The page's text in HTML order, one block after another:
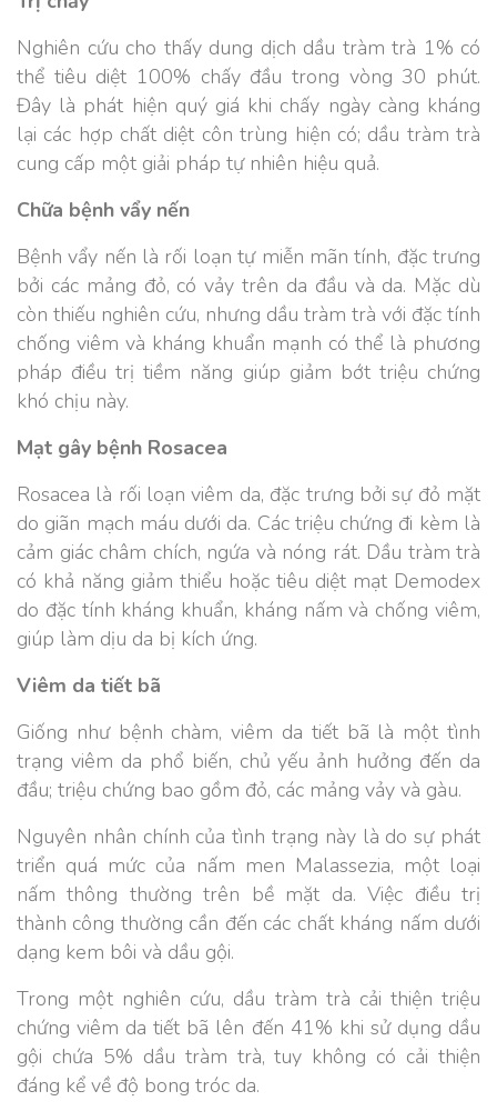
Nghiên cứu cho thấy dung dịch dầu tràm trà 1% có
thể tiêu diệt 100% chấy đầu trong vòng 30 phút.
Đây là phát hiện quý giá khi chấy ngày càng kháng
lại các hợp chất diệt côn trùng hiện có; dầu tràm trà
cung cấp một giải pháp tự nhiên hiệu quả.
Chữa bệnh vẩy nến
Bệnh vẩy nến là rối loạn tự miễn mãn tính, đặc trưng
bởi các mảng đỏ, có vảy trên da đầu và da. Mặc dù
còn thiếu nghiên cứu, nhưng dầu tràm trà với đặc tính
chống viêm và kháng khuẩn mạnh có thể là phương
pháp điều trị tiềm năng giúp giảm bớt triệu chứng
khó chịu này.
Mạt gây bệnh Rosacea
Rosacea là rối loạn viêm da, đặc trưng bởi sự đỏ mặt
do giãn mạch máu dưới da. Các triệu chứng đi kèm là
cảm giác châm chích, ngứa và nóng rát. Dầu tràm trà
có khả năng giảm thiểu hoặc tiêu diệt mạt Demodex
do đặc tính kháng khuẩn, kháng nấm và chống viêm,
giúp làm dịu da bị kích ứng.
Viêm da tiết bã
Giống như bệnh chàm, viêm da tiết bã là một tình
trạng viêm da phổ biến, chủ yếu ảnh hưởng đến da
đầu; triệu chứng bao gồm đỏ, các mảng vảy và gàu.
Nguyên nhân chính của tình trạng này là do sự phát
triển quá mức của nấm men Malassezia, một loại
nấm thông thường trên bề mặt da. Việc điều trị
thành công thường cần đến các chất kháng nấm dưới
dạng kem bôi và dầu gội.
Trong một nghiên cứu, dầu tràm trà cải thiện triệu
chứng viêm da tiết bã lên đến 41% khi sử dụng dầu
gội chứa 5% dầu tràm trà, tuy không có cải thiện
đáng kể về độ bong tróc da.